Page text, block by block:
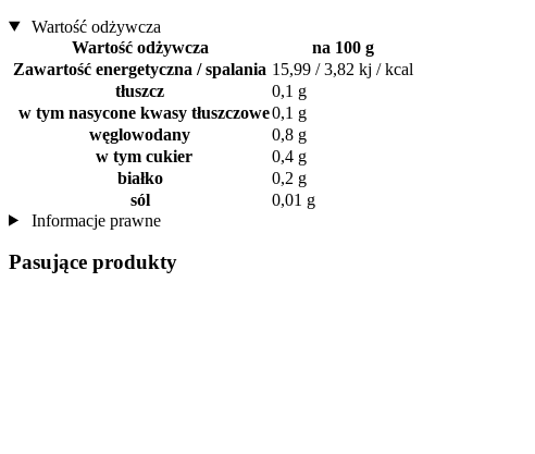
Wartość odżywcza
Wartość odżywcza
na 100 g
Zawartość energetyczna / spalania 15,99 / 3,82 kj / kcal
tłuszcz
0,1 g
w tym nasycone kwasy tłuszczowe0,1 g
węglowodany
0,8 g
w tym cukier
0,4 g
białko
0,2 g
sól
0,01 g
Informacje prawne
Pasujące produkty